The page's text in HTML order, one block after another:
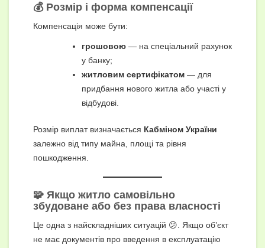
💰 Розмір і форма компенсації
Компенсація може бути:
грошовою — на спеціальний рахунок
у банку;
житловим сертифікатом — для
придбання нового житла або участі у
відбудові.
Розмір виплат визначається Кабміном України
залежно від типу майна, площі та рівня
пошкодження.
🧩 Якщо житло самовільно
збудоване або без права власності
Це одна з найскладніших ситуацій 😕. Якщо об’єкт
не має документів про введення в експлуатацію